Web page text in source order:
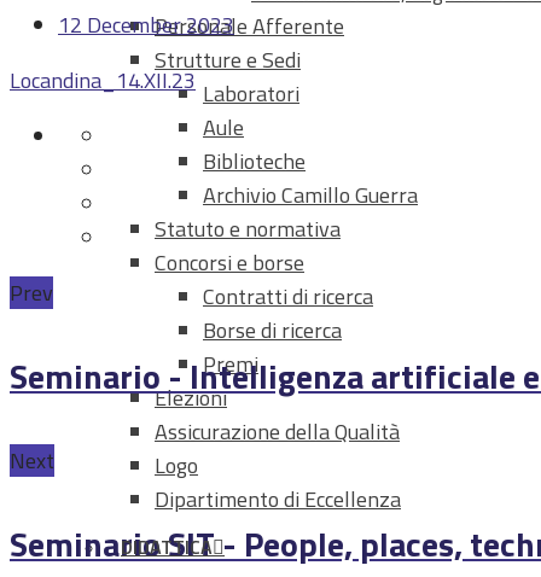
Personale Afferente
Strutture e Sedi
Laboratori
Aule
Biblioteche
Archivio Camillo Guerra
Statuto e normativa
Concorsi e borse
Contratti di ricerca
Borse di ricerca
Premi
Elezioni
Assicurazione della Qualità
Logo
Dipartimento di Eccellenza
DIDATTICA
12 December 2023
Locandina_14.XII.23
Prev
Seminario - Intelligenza artificiale
Next
Seminario SIT - People, places,